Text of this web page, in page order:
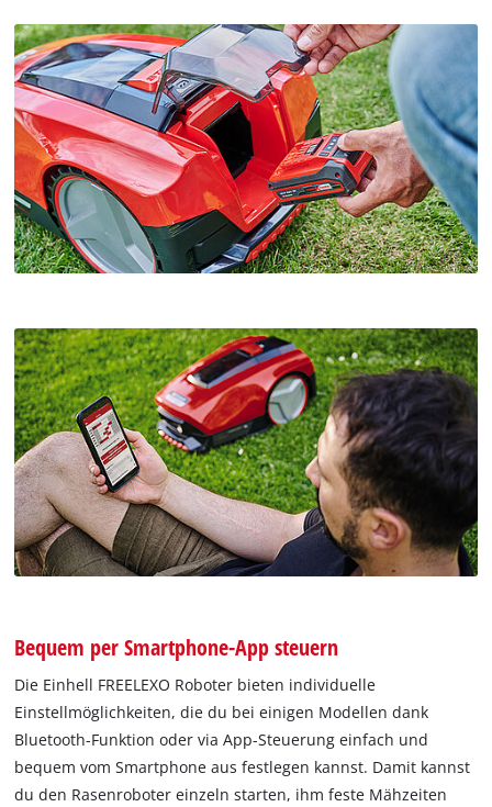
Bequem per Smartphone-App steuern
Die Einhell FREELEXO Roboter bieten individuelle
Einstellmöglichkeiten, die du bei einigen Modellen dank
Bluetooth-Funktion oder via App-Steuerung einfach und
bequem vom Smartphone aus festlegen kannst. Damit kannst
du den Rasenroboter einzeln starten, ihm feste Mähzeiten